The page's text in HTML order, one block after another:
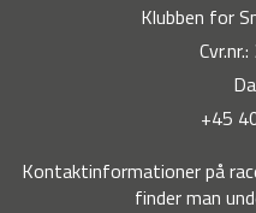
Klubben for
+45
Kontaktinformationer på
finder man